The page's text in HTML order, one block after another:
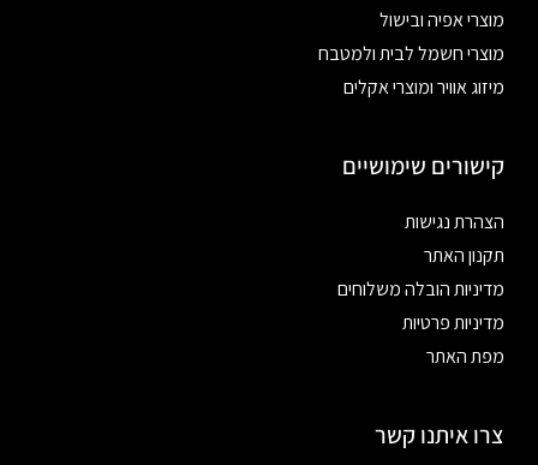
מוצרי אפיה ובישול
מוצרי חשמל לבית ולמטבח
מיזוג אוויר ומוצרי אקלים
קישורים שימושיים
הצהרת נגישות
תקנון האתר
מדיניות הובלה משלוחים
מדיניות פרטיות
מפת האתר
צרו איתנו קשר